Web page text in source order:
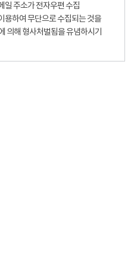
일 주소가 전자우편 수집
용하여 무단으로 수집되는 것을
의해 형사처벌됨을 유념하시기